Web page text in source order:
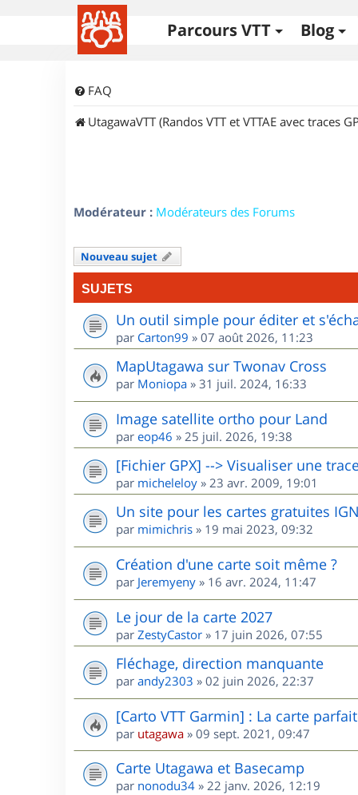
Parcours VTT Blog
FAQ
UtagawaVTT (Randos VTT et VTTAE avec traces
Modérateur : Modérateurs des Forums
Nouveau sujet
SUJETS
Un outil simple pour éditer et
par Carton99 » 07 août 2026, 11:23
MapUtagawa sur Twonav Cross
par Moniopa » 31 juil. 2024, 16:33
Image satellite ortho pour Land
par eop46 » 25 juil. 2026, 19:38
[Fichier GPX] --> Visualiser une
par micheleloy » 23 avr. 2009, 19:01
Un site pour les cartes gratuites
par mimichris » 19 mai 2023, 09:32
Création d'une carte soit même ?
par Jeremyeny » 16 avr. 2024, 11:47
Le jour de la carte 2027
par ZestyCastor » 17 juin 2026, 07:55
Fléchage, direction manquante
par andy2303 » 02 juin 2026, 22:37
[Carto VTT Garmin] : La carte
par utagawa » 09 sept. 2021, 09:47
Carte Utagawa et Basecamp
par nonodu34 » 22 janv. 2026, 12:19